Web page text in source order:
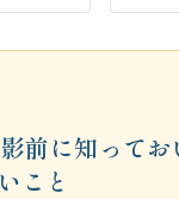
前に知ってお
こと